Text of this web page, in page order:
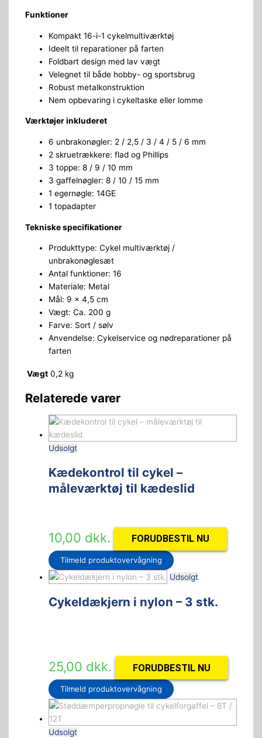
Funktioner
Kompakt 16-i-1 cykelmultiværktøj
Ideelt til reparationer på farten
Foldbart design med lav vægt
Velegnet til både hobby- og sportsbrug
Robust metalkonstruktion
Nem opbevaring i cykeltaske eller lomme
Værktøjer inkluderet
6 unbrakonøgler: 2 / 2,5 / 3 / 4 / 5 / 6 mm
2 skruetrækkere: flad og Phillips
3 toppe: 8 / 9 / 10 mm
3 gaffelnøgler: 8 / 10 / 15 mm
1 egernøgle: 14GE
1 topadapter
Tekniske specifikationer
Produkttype: Cykel multiværktøj /
unbrakonøglesæt
Antal funktioner: 16
Materiale: Metal
Mål: 9 x 4,5 cm
Vægt: Ca. 200 g
Farve: Sort / sølv
Anvendelse: Cykelservice og nødreparationer på
farten
Vægt 0,2 kg
Relaterede varer
Udsolgt
Kædekontrol til cykel –
måleværktøj til kædeslid
10,00 dkk. FORUDBESTIL NU
Tilmeld produktovervågning
Udsolgt
Cykeldækjern i nylon – 3 stk.
25,00 dkk. FORUDBESTIL NU
Tilmeld produktovervågning
Udsolgt